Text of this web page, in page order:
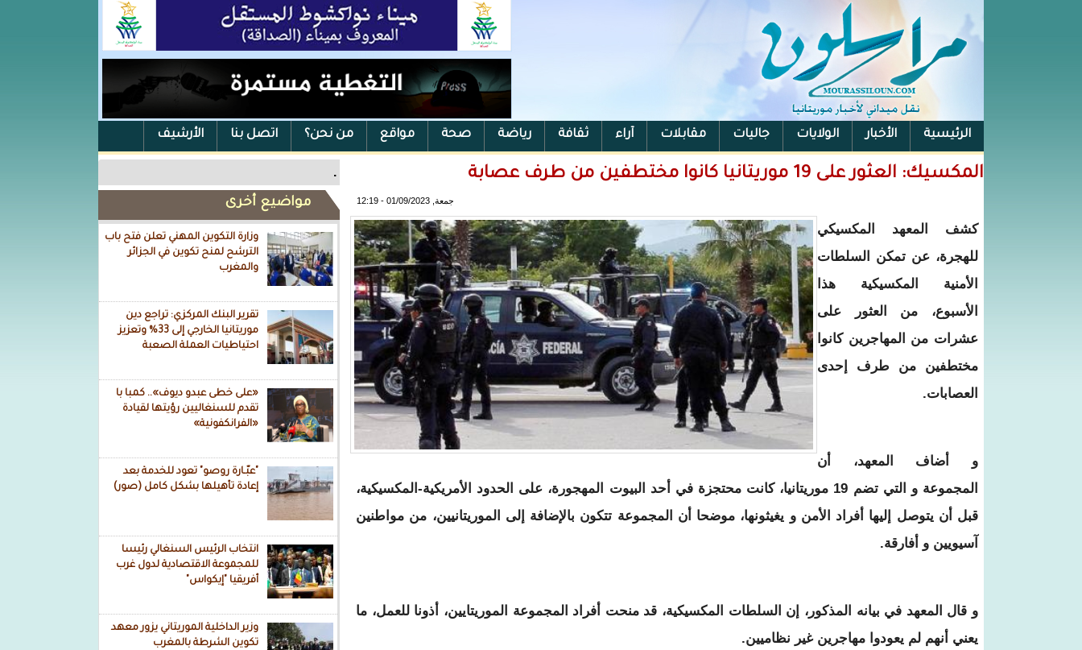
الرئيسية الأخبار الولايات جاليات مقابلات آراء ثقافة رياضة صحة مواقع من نحن؟ اتصل بنا الأرشيف
الفيس بوك .
مواضيع أخرى
وزارة التكوين المهني تعلن فتح باب
الترشح لمنح تكوين في الجزائر
والمغرب
تقرير البنك المركزي: تراجع دين
موريتانيا الخارجي إلى 33% وتعزيز
احتياطيات العملة الصعبة
«على خطى عبدو ديوف».. كمبا با
تقدم للسنغاليين رؤيتها لقيادة
«الفرانكفونية»
"عبّـارة روصو" تعود للخدمة بعد
إعادة تأهيلها بشكل كامل (صور)
انتخاب الرئيس السنغالي رئيسا
للمجموعة الاقتصادية لدول غرب
أفريقيا "إيكواس"
وزير الداخلية الموريتاني يزور معهد
تكوين الشرطة بالمغرب
المكسيك: العثور على 19 موريتانيا كانوا مختطفين من طرف عصابة
جمعة, 01/09/2023 - 12:19
كشف المعهد المكسيكي
للهجرة، عن تمكن السلطات
الأمنية المكسيكية هذا
الأسبوع، من العثور على
عشرات من المهاجرين كانوا
مختطفين من طرف إحدى
العصابات.
و أضاف المعهد، أن
المجموعة و التي تضم 19 موريتانيا، كانت محتجزة في أحد البيوت المهجورة، على الحدود الأمريكية-المكسيكية،
قبل أن يتوصل إليها أفراد الأمن و يغيثونها، موضحا أن المجموعة تتكون بالإضافة إلى الموريتانيين، من مواطنين
آسيويين و أفارقة.
و قال المعهد في بيانه المذكور، إن السلطات المكسيكية، قد منحت أفراد المجموعة الموريتايين، أذونا للعمل، ما
يعني أنهم لم يعودوا مهاجرين غير نظاميين.